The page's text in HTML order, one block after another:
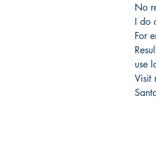
No
I do
For
use
Visit